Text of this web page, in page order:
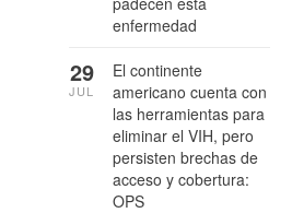
enfermedad
El continente
americano cuenta con
las herramientas para
eliminar el VIH, pero
persisten brechas de
acceso y cobertura:
OPS
29
JUL